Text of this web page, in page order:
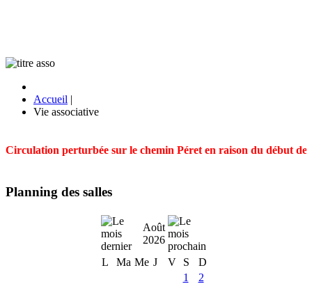
Accueil |
Vie associative
Circulation perturbée sur le chemin Péret en raison du début
Planning des salles
Août
2026
L
Ma Me J V S
D
1
2